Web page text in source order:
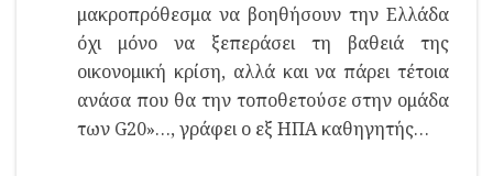
μακροπρόθεσμα να βοηθήσουν την Ελλάδα
όχι μόνο να ξεπεράσει τη βαθειά της
οικονομική κρίση, αλλά και να πάρει τέτοια
ανάσα που θα την τοποθετούσε στην ομάδα
των G20»…, γράφει ο εξ ΗΠΑ καθηγητής…